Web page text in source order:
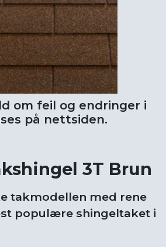
om feil og endringer i
på nettsiden.
3T Brun
takmodellen med rene
populære shingeltaket i